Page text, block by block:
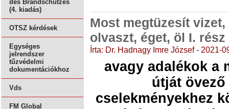
des Brandschutzes
(4. kiadás)
OTSZ kérdések
Egységes
jelrendszer
tűzvédelmi
dokumentációkhoz
Vds
FM Global
Most megtüzesít
olvaszt, éget, öl I. rész
Írta: Dr. Hadnagy Imre József - 2021-
avagy adalékok a
útját övező
cselekményekhez